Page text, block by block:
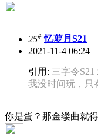
25# 忆萝月S21
2021-11-4 06:24
引用: 三字令S21
我没时间玩，只
你是蛋？那金缕曲就